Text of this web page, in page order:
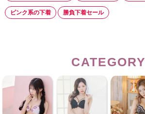
ピンク系の下着 勝負下着セール
CATEGORY